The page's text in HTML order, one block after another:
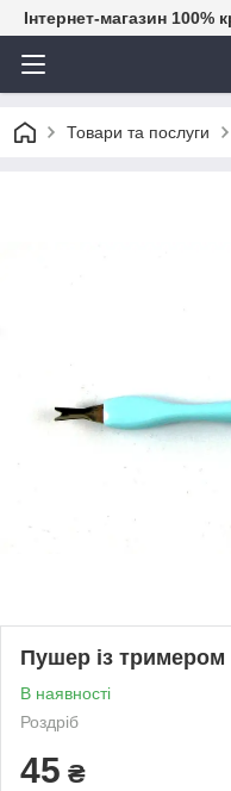
Інтернет-магазин 100%
Товари та послуги
Пушер із
В наявності
Роздріб
45 ₴